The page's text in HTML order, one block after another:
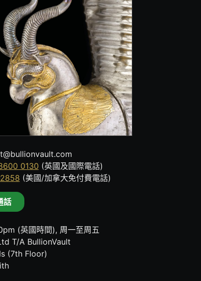
0130 (英國及國際電話)
(美國/加拿大免付費電話)
話
(英國時間), 周一至周五
T/A BullionVault
(7th Floor)